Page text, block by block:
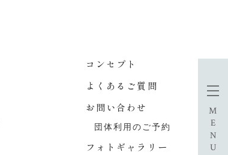
コンセプト
よくあるご質問
お問い合わせ
団体利用のご予約
フォトギャラリー
MENU